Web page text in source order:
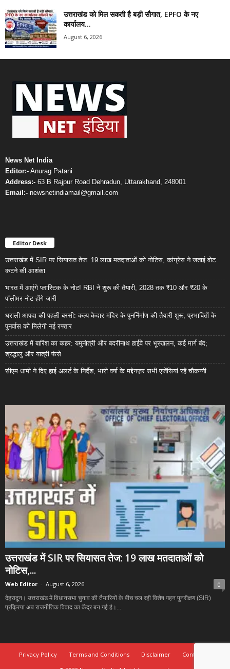
उत्तराखंड को मिल सकती है बड़ी सौगात, EPFO के नए
कार्यालय...
August 6, 2026
News Net India
Editor:- Anurag Patani
Address:- 63 B Rajpur Road Dehradun, Uttarakhand, 248001
Email:- newsnetindiamail@gmail.com
Editor Desk
उत्तराखंड में SIR पर सियासत तेज: 19 लाख मतदाताओं को नोटिस, कांग्रेस ने जताई वोट
कटने की आशंका
भारत में आएंगे प्लास्टिक के नोट! RBI ने शुरू की तैयारी, 2028 तक ₹10 और ₹20 के
पॉलीमर नोट होंगे जारी
धराली आपदा की पहली बरसी: कल्प केदार मंदिर के पुनर्निर्माण की तैयारी शुरू, प्रभावितों के
पुनर्वास को मिलेगी नई रफ्तार
उत्तराखंड में बारिश का कहर: यमुनोत्री और बदरीनाथ हाईवे पर भूस्खलन, कई मार्ग बंद;
श्रद्धालु और यात्री फंसे
सीएम धामी ने दिए हाई अलर्ट के निर्देश, भारी वर्षा के मद्देनज़र सभी एजेंसियां रहें चौकन्नी
उत्तराखंड में SIR पर सियासत तेज: 19 लाख मतदाताओं को
नोटिस,...
Web Editor - August 6, 2026 0
देहरादून। उत्तराखंड में विधानसभा चुनाव की तैयारियों के बीच चल रही विशेष गहन पुनरीक्षण (SIR)
प्रक्रिया अब राजनीतिक विवाद का केंद्र बन गई है।...
Privacy Policy Terms and Conditions Disclaimer
Contact Us